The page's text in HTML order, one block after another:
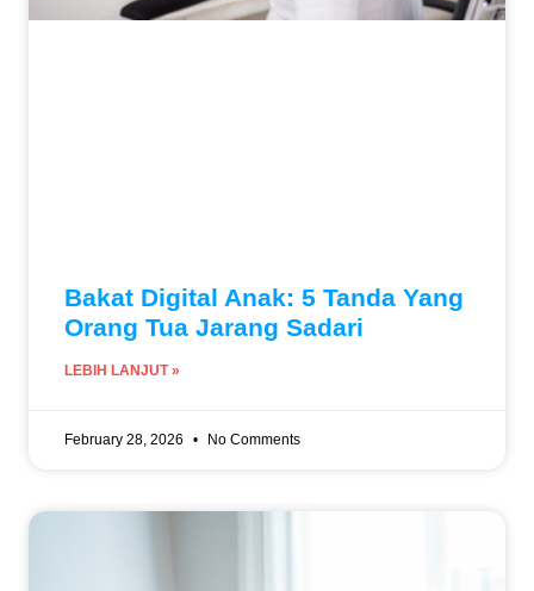
Bakat Digital Anak: 5 Tanda Yang
Orang Tua Jarang Sadari
LEBIH LANJUT »
February 28, 2026 No Comments